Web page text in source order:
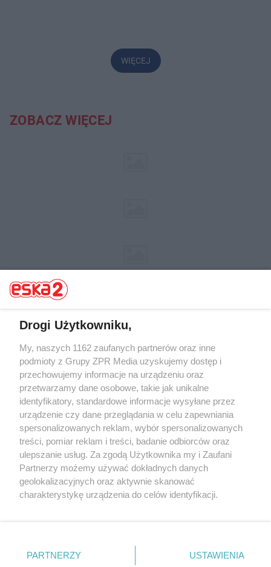
WIĘCEJ
ZOBACZ WIĘCEJ
Żaden utwór zamieszczony w serwisie nie może być powielany i
rozpowszechniany lub dalej rozpowszechniany w jakikolwiek sposób (w
tym także elektroniczny lub mechaniczny) na jakimkolwiek polu
eksploatacji w jakiejkolwiek formie, włącznie z umieszczaniem w
Internecie bez pisemnej zgody właściciela praw. Jakiekolwiek użycie lub
wykorzystanie utworów w całości lub w części z naruszeniem prawa,
tzn. bez właściwej zgody, jest zabronione pod groźbą kary i może być
ścigane prawnie.
Drogi Użytkowniku,
My, naszych 1162 zaufanych partnerów oraz inne
podmioty z Grupy ZPR Media uzyskujemy dostęp i
przechowujemy informacje na urządzeniu oraz
przetwarzamy dane osobowe, takie jak unikalne
identyfikatory, standardowe informacje wysyłane przez
urządzenie czy dane przeglądania w celu zapewniania
spersonalizowanych reklam, wybór spersonalizowanych
treści, pomiar reklam i treści, badanie odbiorców oraz
ulepszanie usług. Za zgodą Użytkownika my i Zaufani
Partnerzy możemy używać dokładnych danych
geolokalizacyjnych oraz aktywnie skanować
charakterystykę urządzenia do celów identyfikacji.
zmienić/wycofać klikając przycisk ustawień prywatności
znajdujący się w lewym dolnym rogu strony
PARTNERZY USTAWIENIA